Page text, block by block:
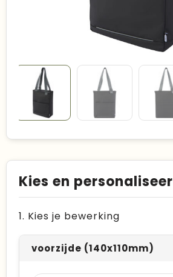
Kies en personaliseer
1. Kies je bewerking
voorzijde (140x110mm)